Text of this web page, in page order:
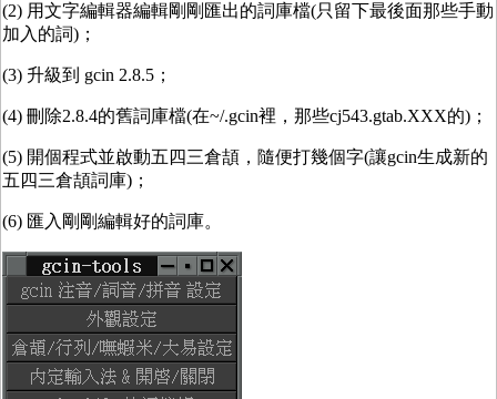
(2) 用文字編輯器編輯剛剛匯出的詞庫檔(只留下最後面那些手動
加入的詞)；
(3) 升級到 gcin 2.8.5；
(4) 刪除2.8.4的舊詞庫檔(在~/.gcin裡，那些cj543.gtab.XXX的)；
(5) 開個程式並啟動五四三倉頡，隨便打幾個字(讓gcin生成新的
五四三倉頡詞庫)；
(6) 匯入剛剛編輯好的詞庫。